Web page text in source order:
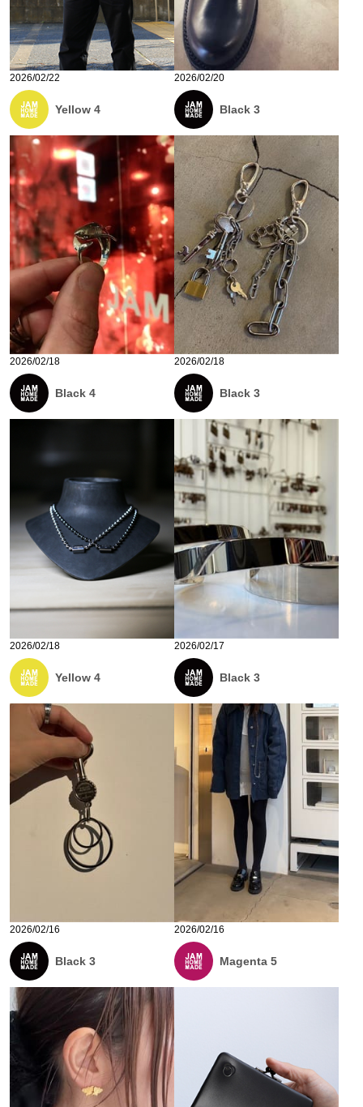
2026/02/22
Yellow 4
2026/02/20
Black 3
2026/02/18
Black 4
2026/02/18
Black 3
2026/02/18
Yellow 4
2026/02/17
Black 3
2026/02/16
Black 3
2026/02/16
Magenta 5